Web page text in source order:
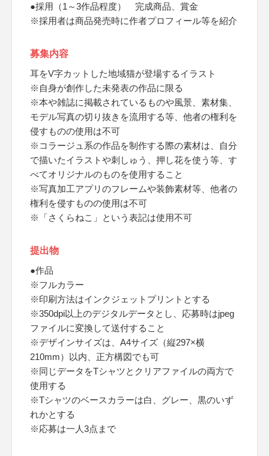
●採用（1～3作品程度） 完成商品、賞金
※採用者は商品発売時に作者プロフィール等を紹介
募集内容
耳をV字カットした地域猫が登場するイラスト
※自身が創作した未発表の作品に限る
※本や雑誌に掲載されているものや風景、素材集、
モデル写真の切り抜きを流用する等、他者の権利を
侵すものの使用は不可
※コラージュ系の作品を制作する際の素材は、自分
で描いたイラストや刺しゅう、押し花を使う等、す
べてオリジナルのものを使用すること
※写真加工アプリのフレームや装飾素材等、他者の
権利を侵すものの使用は不可
※「さくらねこ」という表記は使用不可
提出物
●作品
※フルカラー
※印刷方法はインクジェットプリントとする
※350dpi以上のデジタルデータとし、応募時はjpeg
ファイルに変換して送付すること
※デザインサイズは、A4サイズ（縦297×横
210mm）以内、正方構図でも可
※同じデータをTシャツとクリアファイルの両方で
使用する
※Tシャツのベースカラーは白、グレー、黒のいず
れかとする
※応募は一人3点まで